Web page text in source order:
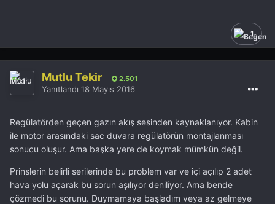
1
Mutlu Tekir 2.501
Yanıtlandı 18 Mayıs 2016
Regülatörden geçen gazın akış sesinden kaynaklanıyor. Kabin
ile motor arasındaki sac duvara regülatörün montajlanması
sonucu oluşur. Ama başka yere de koymak mümkün değil.
Prinslerin belirli serilerinde bu problem var ve içi açılıp 2 adet
hava yolu açarak bu sorun aşılıyor deniliyor. Ama bende
çözmedi bu sorunu. Duymamaya başladım veya az gelmeye